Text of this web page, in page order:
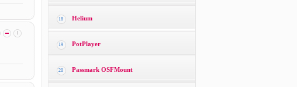
18 Helium
19 PotPlayer
20 Passmark OSFMount